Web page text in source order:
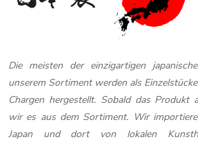
Die meisten der einzigartigen
unserem Sortiment werden als
Chargen hergestellt. Sobald das Produkt
wir es aus dem Sortiment. Wir
Japan und dort von lokalen